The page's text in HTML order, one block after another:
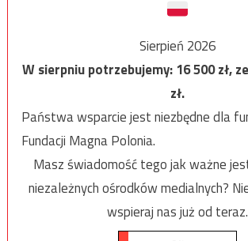
Sierpień 2026
W sierpniu potrzebujemy:16 500zł,
zł.
Państwa wsparcie jest niezbędne dla
Fundacji Magna Polonia.
Masz świadomość tego jak ważne
niezależnych ośrodków medialnych?
wspieraj nas już od teraz.